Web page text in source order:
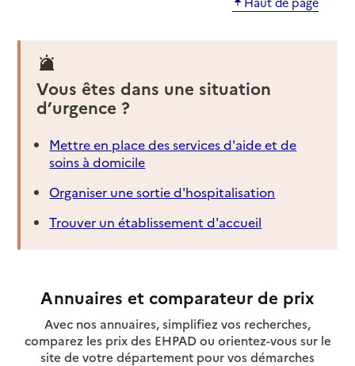
Vous êtes dans une situation
d’urgence ?
Mettre en place des services d'aide et de
soins à domicile
Organiser une sortie d'hospitalisation
Trouver un établissement d'accueil
Annuaires et comparateur de prix
Avec nos annuaires, simplifiez vos recherches,
comparez les prix des EHPAD ou orientez-vous sur le
site de votre département pour vos démarches